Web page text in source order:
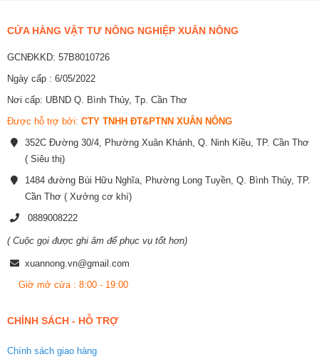
CỬA HÀNG VẬT TƯ NÔNG NGHIỆP XUÂN NÔNG
GCNĐKKD: 57B8010726
Ngày cấp : 6/05/2022
Nơi cấp: UBND Q. Bình Thủy, Tp. Cần Thơ
Được hỗ trợ bởi: CTY TNHH ĐT&PTNN XUÂN NÔNG
352C Đường 30/4, Phường Xuân Khánh, Q. Ninh Kiều, TP. Cần Thơ
( Siêu thị)
1484 đường Bùi Hữu Nghĩa, Phường Long Tuyền, Q. Bình Thủy, TP.
Cần Thơ ( Xưởng cơ khí)
0889008222
( Cuộc gọi được ghi âm để phục vụ tốt hơn)
xuannong.vn@gmail.com
Giờ mở cửa : 8:00 - 19:00
CHÍNH SÁCH - HỖ TRỢ
Chính sách giao hàng